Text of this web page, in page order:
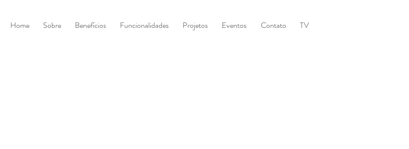
Home Sobre Benefícios Funcionalidades Projetos Eventos Contato TV